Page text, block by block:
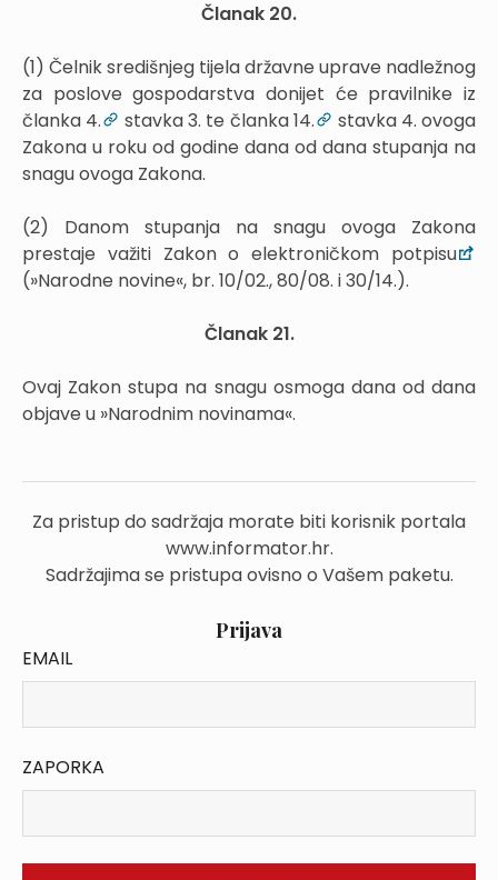
Članak 20.
(1) Čelnik središnjeg tijela državne uprave nadležnog
za poslove gospodarstva donijet će pravilnike iz
članka 4.
stavka 3. te članka 14.
stavka 4. ovoga
Zakona u roku od godine dana od dana stupanja na
snagu ovoga Zakona.
(2) Danom stupanja na snagu ovoga Zakona
prestaje važiti Zakon o elektroničkom potpisu
(»Narodne novine«, br. 10/02., 80/08. i 30/14.).
Članak 21.
Ovaj Zakon stupa na snagu osmoga dana od dana
objave u »Narodnim novinama«.
Za pristup do sadržaja morate biti korisnik portala
www.informator.hr.
Sadržajima se pristupa ovisno o Vašem paketu.
Prijava
EMAIL
ZAPORKA